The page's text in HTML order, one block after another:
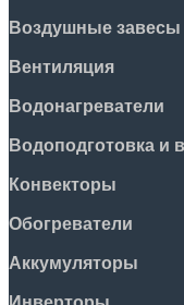
Воздушные завесы
Вентиляция
Водонагреватели
Водоподготовка и
Конвекторы
Обогреватели
Аккумуляторы